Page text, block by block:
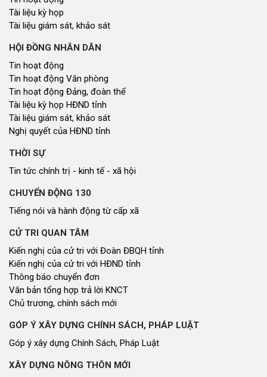
Tài liệu kỳ họp
Tài liệu giám sát, khảo sát
HỘI ĐỒNG NHÂN DÂN
Tin hoạt động
Tin hoạt động Văn phòng
Tin hoạt động Đảng, đoàn thể
Tài liệu kỳ họp HĐND tỉnh
Tài liệu giám sát, khảo sát
Nghị quyết của HĐND tỉnh
THỜI SỰ
Tin tức chính trị - kinh tế - xã hội
CHUYỂN ĐỘNG 130
Tiếng nói và hành động từ cấp xã
CỬ TRI QUAN TÂM
Kiến nghị của cử tri với Đoàn ĐBQH tỉnh
Kiến nghị của cử tri với HĐND tỉnh
Thông báo chuyển đơn
Văn bản tổng hợp trả lời KNCT
Chủ trương, chính sách mới
GÓP Ý XÂY DỰNG CHÍNH SÁCH, PHÁP LUẬT
Góp ý xây dựng Chính Sách, Pháp Luật
XÂY DỰNG NÔNG THÔN MỚI